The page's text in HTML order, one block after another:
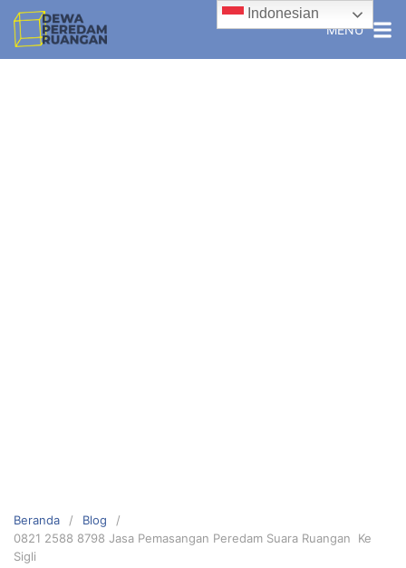
MENU
Beranda
Blog
0821 2588 8798 Jasa Pemasangan Peredam Suara Ruangan Ke
Sigli
Indonesian